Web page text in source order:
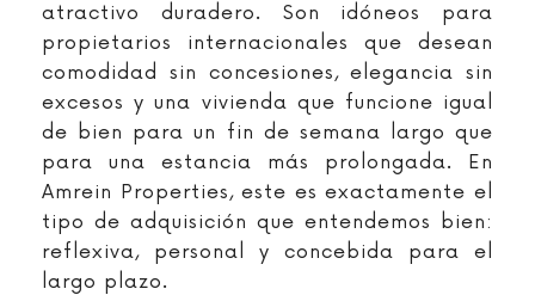
atractivo duradero. Son idóneos para
propietarios internacionales que desean
comodidad sin concesiones, elegancia sin
excesos y una vivienda que funcione igual
de bien para un fin de semana largo que
para una estancia más prolongada. En
Amrein Properties, este es exactamente el
tipo de adquisición que entendemos bien:
reflexiva, personal y concebida para el
largo plazo.